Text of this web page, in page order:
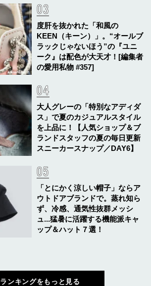
度肝を抜かれた「和風の
KEEN（キーン）」。“オールブ
ラックじゃないほう”の『ユニ
ーク』は配色が大天才！[編集者
の愛用私物 #357]
大人グレーの「特別なアディダ
ス」で夏のカジュアルスタイル
を上品に！【人気ショップ＆ブ
ランドスタッフの夏の毎日更新
スニーカースナップ／DAY6】
「とにかく涼しい帽子」ならア
ウトドアブランドで。蒸れ知ら
ず、冷感、通気性抜群メッシ
ュ...猛暑に活躍する機能派キャ
ップ＆ハット７選！
ランキングをもっと見る